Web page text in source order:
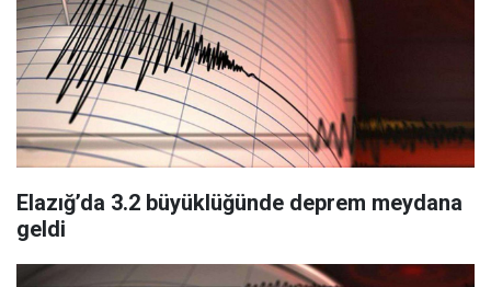
Elazığ’da 3.2 büyüklüğünde deprem meydana
geldi